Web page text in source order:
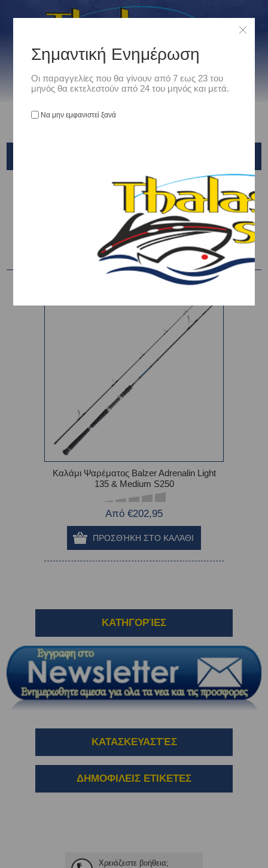
ΚΑΛΑΜΙΑ ΨΑΡΕΜΑΤΟΣ
Jigging-Cast Jigging-Off Shore Cast / BALZER
Καλάμι Ψαρέματος Balzer Adrenalin Light
135 & Medium S250
Από €202,95
ΚΑΤΗΓΟΡΊΕΣ
ΚΑΤΑΣΚΕΥΑΣΤΈΣ
ΔΗΜΟΦΙΛΕΙΣ ΕΤΙΚΕΤΕΣ
Χρειάζεστε βοήθεια;
Σημαντική Ενημέρωση
Οι παραγγελίες που θα γίνουν από 7 εως 23 του
μηνός θα εκτελεστούν από 24 του μηνός και μετά.
Να μην εμφανιστεί ξανά